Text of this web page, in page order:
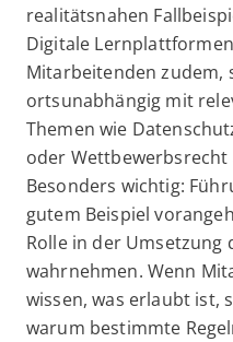
realitätsnahen
Digitale
Mitarbeitenden zudem,
ortsunabhängig mit
Themen wie
oder
Besonders wichtig:
gutem Beispiel
Rolle in der Umsetzung
wahrnehmen. Wenn
wissen, was erlaubt ist,
warum bestimmte